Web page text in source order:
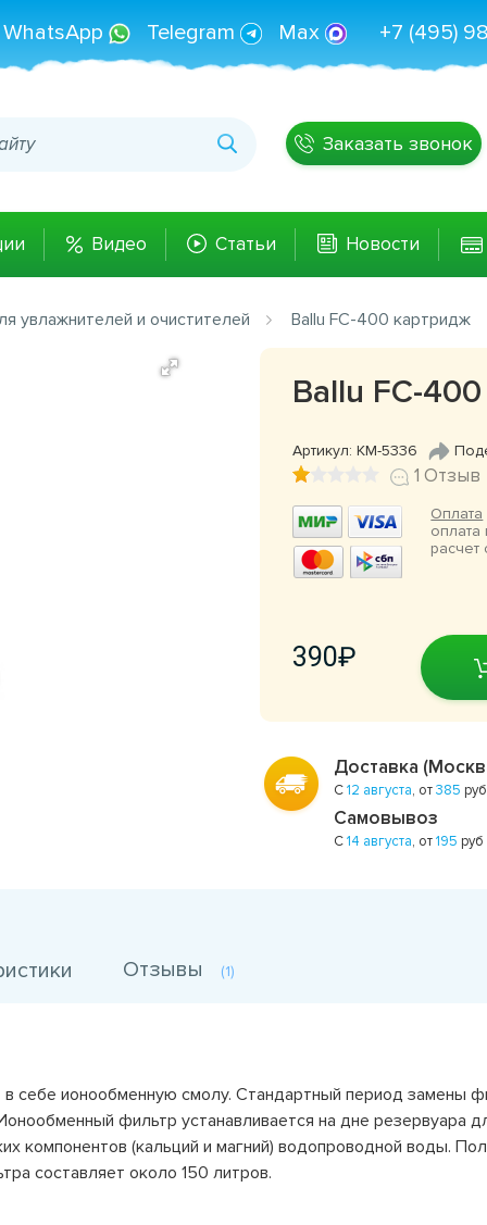
+7 (495)
WhatsApp Telegram Max
Заказать звонок
Видео Статьи Новости
увлажнителей и очистителей Ballu FC-400 картридж
Ballu FC-
Артикул: КМ-5336
1 Отзыв
Оплата
оплата
расчет
390
Доставка
С12 августа, от385
Самовывоз
С14 августа, от195 руб
Отзывы (1)
себе ионообменную смолу. Стандартный период замены
фильтр устанавливается на дне резервуара
компонентов (кальций и магний) водопроводной воды.
составляет около 150 литров.